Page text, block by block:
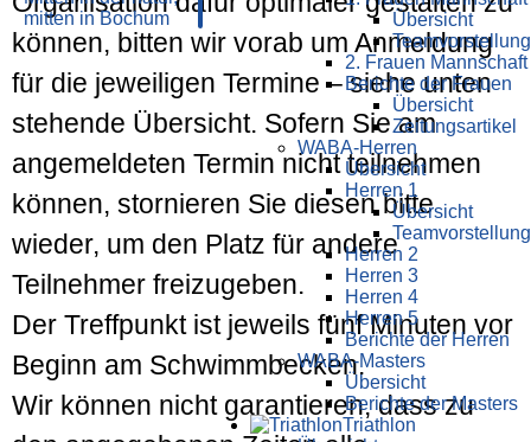
Übersicht
Teamvorstellung
2. Frauen Mannschaft
Berichte der Frauen
Übersicht
Zeitungsartikel
WABA-Herren
Übersicht
Herren 1
Übersicht
Teamvorstellung
Herren 2
Herren 3
Herren 4
Herren 5
Berichte der Herren
WABA-Masters
Übersicht
Berichte der Masters
Triathlon
können, bitten wir vorab um Anmeldung
für die jeweiligen Termine – siehe unten
stehende Übersicht. Sofern Sie am
angemeldeten Termin nicht teilnehmen
können, stornieren Sie diesen bitte
wieder, um den Platz für andere
Teilnehmer freizugeben.
Der Treffpunkt ist jeweils fünf Minuten vor
Beginn am Schwimmbecken.
Wir können nicht garantieren, dass zu